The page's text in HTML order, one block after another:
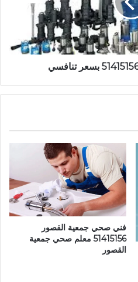
فني صحي جمعية القصور
51415156 معلم صحي جمعية
القصور